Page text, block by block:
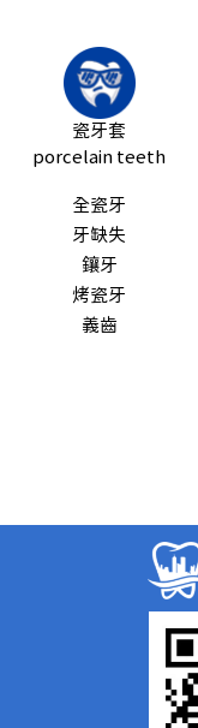
瓷牙套
porcelain teeth
全瓷牙
牙缺失
鑲牙
烤瓷牙
義齒